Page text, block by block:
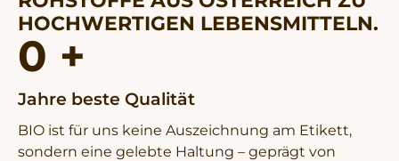
OCHWERTIGEN LEBENSMITTELN.
Jahre beste Qualität
0 +
BIO ist für uns keine Auszeichnung am Etikett,
sondern eine gelebte Haltung – geprägt von